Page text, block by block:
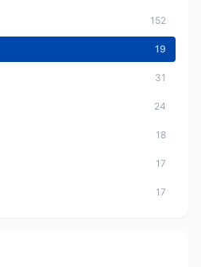
152
19
31
24
18
17
17